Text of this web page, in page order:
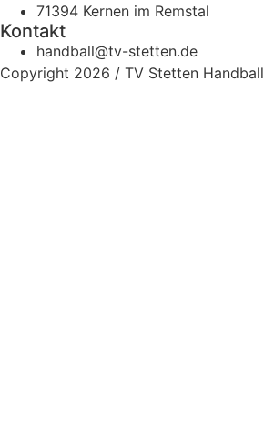
71394 Kernen im Remstal
Kontakt
handball@tv-stetten.de
Copyright 2026 / TV Stetten Handball